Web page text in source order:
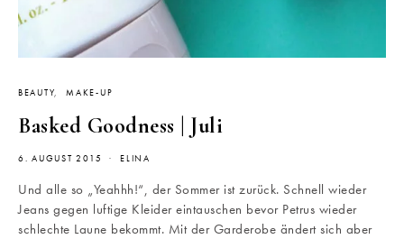
BEAUTY MAKE-UP
Basked Goodness | Juli
6. AUGUST 2015 ELINA
Und alle so „Yeahhh!“, der Sommer ist zurück. Schnell wieder
Jeans gegen luftige Kleider eintauschen bevor Petrus wieder
schlechte Laune bekommt. Mit der Garderobe ändert sich aber